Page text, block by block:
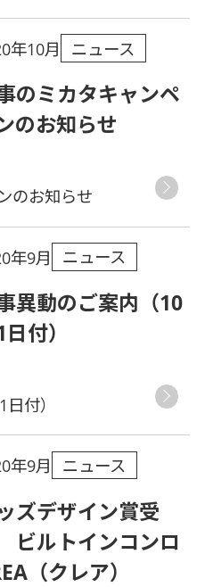
年10月 ニュース
のミカタキャンペ
のお知らせ
のお知らせ
年9月 ニュース
異動のご案内（10
付）
付）
年9月 ニュース
ズデザイン賞受
ルトインコンロ
（クレア）